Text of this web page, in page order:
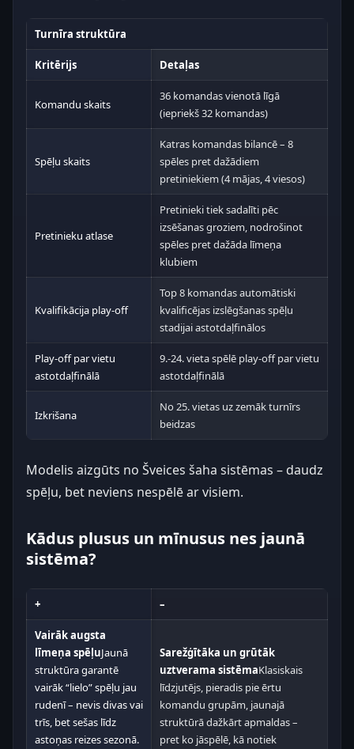
Turnīra struktūra
Kritērijs Detaļas
Komandu skaits
36 komandas vienotā līgā
(iepriekš 32 komandas)
Spēļu skaits
Katras komandas bilancē – 8
spēles pret dažādiem
pretiniekiem (4 mājas, 4 viesos)
Pretinieku atlase
Pretinieki tiek sadalīti pēc
izsēšanas groziem, nodrošinot
spēles pret dažāda līmeņa
klubiem
Kvalifikācija play-off
Top 8 komandas automātiski
kvalificējas izslēgšanas spēļu
stadijai astotdaļfinālos
Play-off par vietu
astotdaļfinālā
9.-24. vieta spēlē play-off par vietu
astotdaļfinālā
Izkrišana
No 25. vietas uz zemāk turnīrs
beidzas
Modelis aizgūts no Šveices šaha sistēmas – daudz
spēļu, bet neviens nespēlē ar visiem.
Kādus plusus un mīnusus nes jaunā
sistēma?
+ –
Vairāk augsta
līmeņa spēļuJaunā
struktūra garantē
vairāk “lielo” spēļu jau
rudenī – nevis divas vai
trīs, bet sešas līdz
astoņas reizes sezonā.
Sarežģītāka un grūtāk
uztverama sistēmaKlasiskais
līdzjutējs, pieradis pie ērtu
komandu grupām, jaunajā
struktūrā dažkārt apmaldas –
pret ko jāspēlē, kā notiek